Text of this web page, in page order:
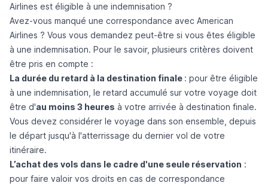
Airlines est éligible à une indemnisation ?
Avez-vous manqué une correspondance avec American
Airlines ? Vous vous demandez peut-être si vous êtes éligible
à une indemnisation. Pour le savoir, plusieurs critères doivent
être pris en compte :
La durée du retard à la destination finale : pour être éligible
à une indemnisation, le retard accumulé sur votre voyage doit
être d'au moins 3 heures à votre arrivée à destination finale.
Vous devez considérer le voyage dans son ensemble, depuis
le départ jusqu'à l'atterrissage du dernier vol de votre
itinéraire.
L’achat des vols dans le cadre d'une seule réservation :
pour faire valoir vos droits en cas de correspondance